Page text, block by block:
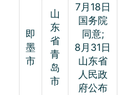
即
墨
市
山
东
省
青
岛
市
7月18日
国务院
同意;
8月31日
山东省
人民政
府公布